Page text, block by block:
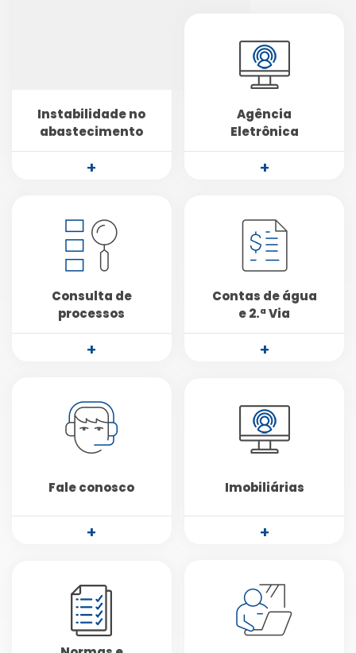
Instabilidade no
abastecimento
+
Agência
Eletrônica
+
Consulta de
processos
+
Contas de água
e 2.ª Via
+
Fale conosco
+
Imobiliárias
+